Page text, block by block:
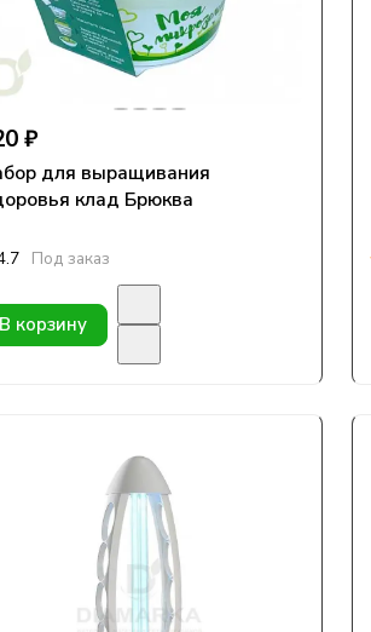
₽
для выращивания
клад Брюква
Под заказ
В корзину